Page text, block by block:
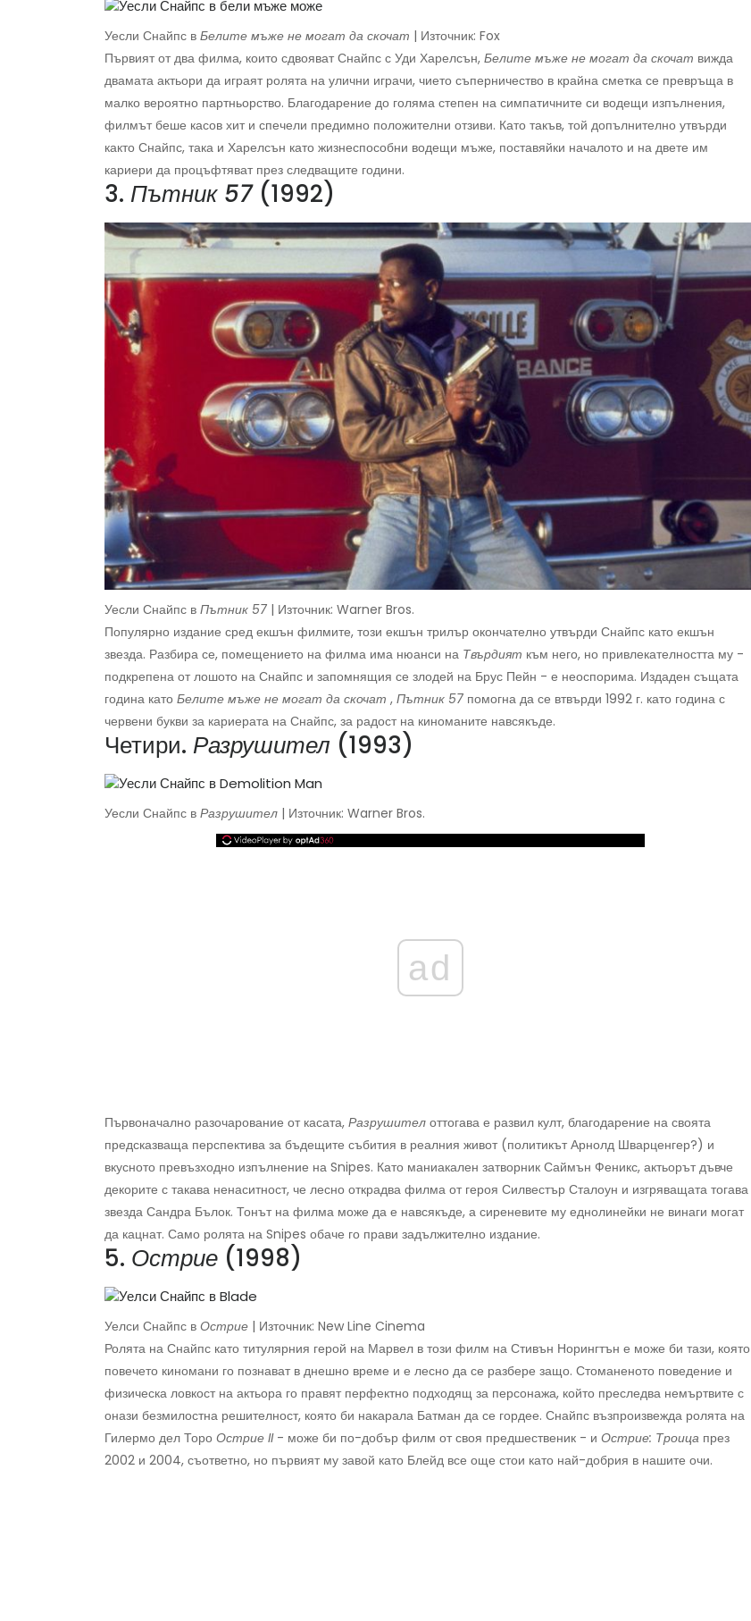
Уесли Снайпс в Белите мъже не могат да скочат | Източник: Fox
Първият от два филма, които сдвояват Снайпс с Уди Харелсън, Белите мъже не могат да скочат вижда
двамата актьори да играят ролята на улични играчи, чието съперничество в крайна сметка се превръща в
малко вероятно партньорство. Благодарение до голяма степен на симпатичните си водещи изпълнения,
филмът беше касов хит и спечели предимно положителни отзиви. Като такъв, той допълнително утвърди
както Снайпс, така и Харелсън като жизнеспособни водещи мъже, поставяйки началото и на двете им
кариери да процъфтяват през следващите години.
3. Пътник 57(1992)
Уесли Снайпс в Пътник 57 | Източник: Warner Bros.
Популярно издание сред екшън филмите, този екшън трилър окончателно утвърди Снайпс като екшън
звезда. Разбира се, помещението на филма има нюанси на Твърдият към него, но привлекателността му -
подкрепена от лошото на Снайпс и запомнящия се злодей на Брус Пейн - е неоспорима. Издаден същата
година като Белите мъже не могат да скочат , Пътник 57 помогна да се втвърди 1992 г. като година с
червени букви за кариерата на Снайпс, за радост на киноманите навсякъде.
Четири. Разрушител (1993)
Уесли Снайпс в Разрушител | Източник: Warner Bros.
ad
Първоначално разочарование от касата, Разрушител оттогава е развил култ, благодарение на своята
предсказваща перспектива за бъдещите събития в реалния живот (политикът Арнолд Шварценгер?) и
вкусното превъзходно изпълнение на Snipes. Като маниакален затворник Саймън Феникс, актьорът дъвче
декорите с такава ненаситност, че лесно открадва филма от героя Силвестър Сталоун и изгряващата тогава
звезда Сандра Бълок. Тонът на филма може да е навсякъде, а сиреневите му еднолинейки не винаги могат
да кацнат. Само ролята на Snipes обаче го прави задължително издание.
5. Острие (1998)
Уелси Снайпс в Острие | Източник: New Line Cinema
Ролята на Снайпс като титулярния герой на Марвел в този филм на Стивън Норингтън е може би тази, която
повечето киномани го познават в днешно време и е лесно да се разбере защо. Стоманеното поведение и
физическа ловкост на актьора го правят перфектно подходящ за персонажа, който преследва немъртвите с
онази безмилостна решителност, която би накарала Батман да се гордее. Снайпс възпроизвежда ролята на
Гилермо дел Торо Острие II- може би по-добър филм от своя предшественик - и Острие: Троица през
2002 и 2004, съответно, но първият му завой като Блейд все още стои като най-добрия в нашите очи.